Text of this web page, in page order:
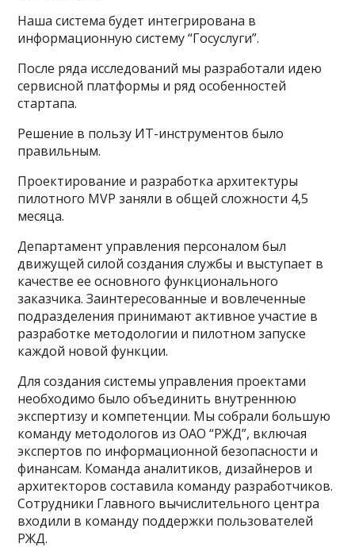
Наша система будет интегрирована в
информационную систему “Госуслуги”.
После ряда исследований мы разработали идею
сервисной платформы и ряд особенностей
стартапа.
Решение в пользу ИТ-инструментов было
правильным.
Проектирование и разработка архитектуры
пилотного MVP заняли в общей сложности 4,5
месяца.
Департамент управления персоналом был
движущей силой создания службы и выступает в
качестве ее основного функционального
заказчика. Заинтересованные и вовлеченные
подразделения принимают активное участие в
разработке методологии и пилотном запуске
каждой новой функции.
Для создания системы управления проектами
необходимо было объединить внутреннюю
экспертизу и компетенции. Мы собрали большую
команду методологов из ОАО “РЖД”, включая
экспертов по информационной безопасности и
финансам. Команда аналитиков, дизайнеров и
архитекторов составила команду разработчиков.
Сотрудники Главного вычислительного центра
входили в команду поддержки пользователей
РЖД.